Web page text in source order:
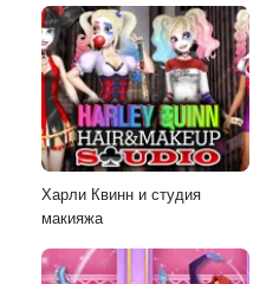
Харли Квинн и студия
макияжа